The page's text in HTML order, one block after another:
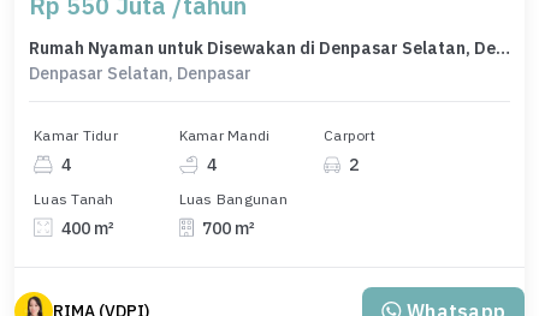
Rumah Nyaman untuk Disewakan di Denpasar Selatan, Denpasar, Harga 550 Juta /tahun
Denpasar Selatan, Denpasar
Kamar Tidur
4
Kamar Mandi
4
Carport
2
Luas Tanah
400 m²
Luas Bangunan
700 m²
RIMA (VDPI) Whatsapp